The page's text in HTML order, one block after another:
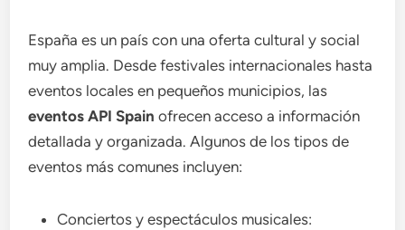
España es un país con una oferta cultural y social
muy amplia. Desde festivales internacionales hasta
eventos locales en pequeños municipios, las
eventos API Spain ofrecen acceso a información
detallada y organizada. Algunos de los tipos de
eventos más comunes incluyen:
Conciertos y espectáculos musicales: